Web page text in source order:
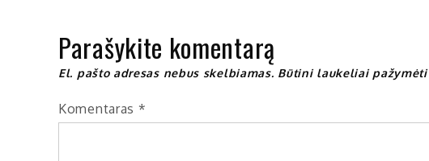
Parašykite komentarą
El. pašto adresas nebus skelbiamas. Būtini laukeliai pažymėti
Komentaras *